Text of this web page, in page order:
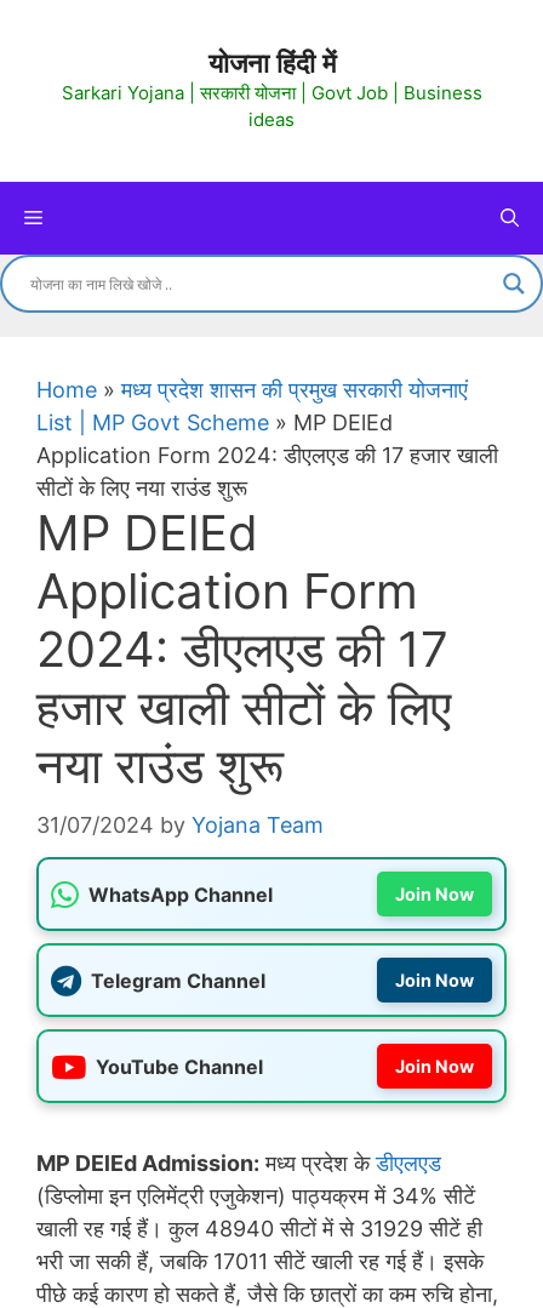
content
योजना हिंदी में
Sarkari Yojana | सरकारी योजना | Govt Job | Business
ideas
Menu
Home »मध्य प्रदेश शासन की प्रमुख सरकारी योजनाएं
List | MP Govt Scheme » MP DElEd
Application Form 2024: डीएलएड की 17 हजार खाली
सीटों के लिए नया राउंड शुरू
MP DElEd
Application Form
2024: डीएलएड की 17
हजार खाली सीटों के लिए
नया राउंड शुरू
31/07/2024 by Yojana Team
WhatsApp Channel Join Now
Telegram Channel Join Now
YouTube Channel Join Now
MP DElEd Admission: मध्य प्रदेश केडीएलएड
(डिप्लोमा इन एलिमेंट्री एजुकेशन) पाठ्यक्रम में 34% सीटें
खाली रह गई हैं। कुल 48940 सीटों में से 31929 सीटें ही
भरी जा सकी हैं, जबकि 17011 सीटें खाली रह गई हैं। इसके
पीछे कई कारण हो सकते हैं, जैसे कि छात्रों का कम रुचि होना,